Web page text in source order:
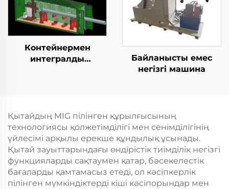
Контейнермен
интегралды
Байланысты емес
негізгі машина
Қытайдың MIG пілінген құрылғысының
технологиясы қолжетімділігі мен сенімділігінің
үйлесімі арқылы ерекше құндылық ұсынады.
Қытай зауыттарындағы өндірістік тиімділік негізгі
функцияларды сақтаумен қатар, бәсекелестік
бағаларды қамтамасыз етеді, ол кәсіпкерлік
пілінген мүмкіндіктерді кіші кәсіпорындар мен